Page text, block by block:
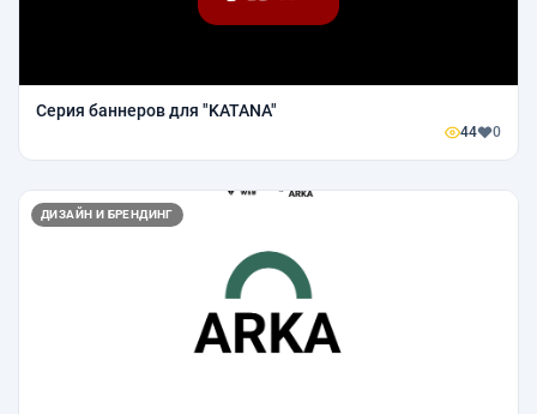
Серия баннеров для "KATANA"
44 0
ДИЗАЙН И БРЕНДИНГ